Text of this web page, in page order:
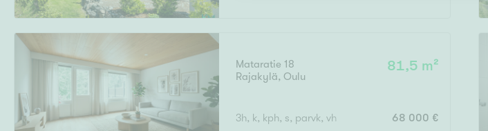
Mataratie 18
Rajakylä, Oulu
81,5 m²
3h, k, kph, s, parvk, vh 68 000 €